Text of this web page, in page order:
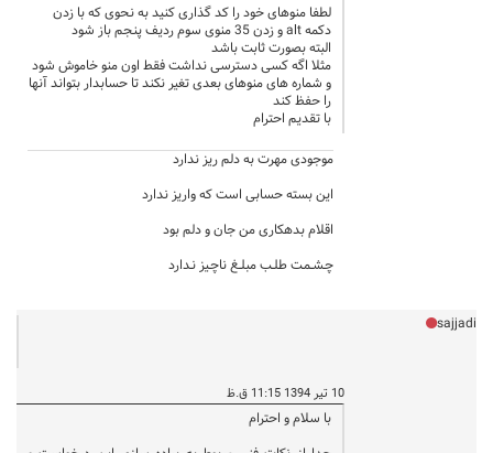
لطفا منوهای خود را کد گذاری کنید به نحوی که با زدن
دکمه alt و زدن 35 منوی سوم ردیف پنجم باز شود
البته بصورت ثابت باشد
مثلا اگه کسی دسترسی نداشت فقط اون منو خاموش شود
و شماره های منوهای بعدی تغیر نکند تا حسابدار بتواند آنها
را حفظ کند
با تقدیم احترام
موجودی مهرت به دلم ریز ندارد
این بسته حسابی است که واریز ندارد
اقلام بدهکاری من جان و دلم بود
چـشــمـت طلــب مبلــغ ناچـیز نـدارد
sajjadi
10 تیر 1394 11:15 ق.ظ
با سلام و احترام